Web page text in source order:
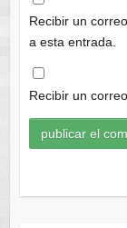
Recibir un
a esta entrada.
Recibir un